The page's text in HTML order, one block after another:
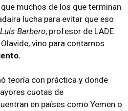
muchos de los que terminan
lucha para evitar que eso
Barbero, profesor de LADE
vino para contarnos
teoría con práctica y donde
cuotas de
en países como Yemen o